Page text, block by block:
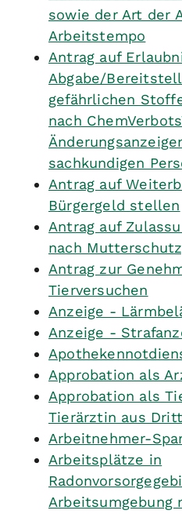
sowie der Art der
Arbeitstempo
Antrag auf
Abgabe/
gefährlichen
nach
sachkundigen
Antrag auf
Bürgergeld stellen
Antrag auf
nach
Antrag zur
Tierversuchen
Anzeige -
Anzeige -
Approbation als
Approbation als
Tierärztin aus
Arbeitnehmer-
Arbeitsplätze in
Arbeitsumgebung